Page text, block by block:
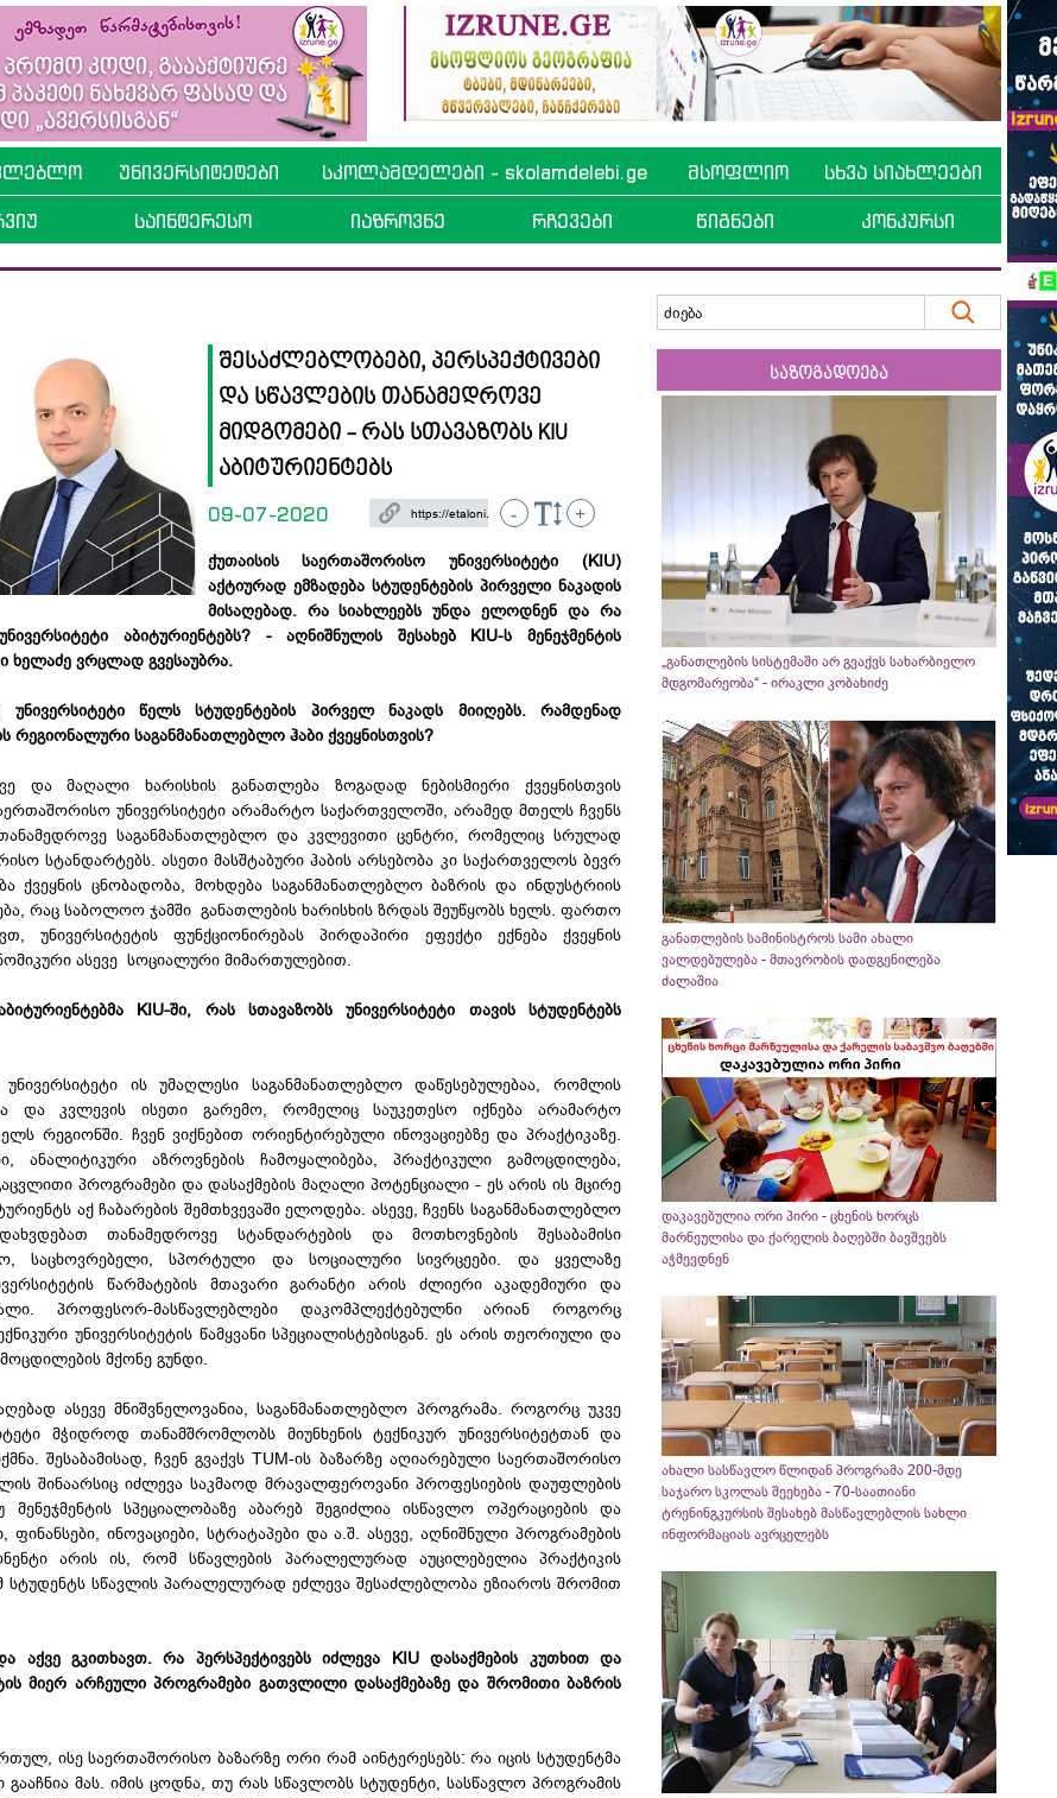
უნივერსიტეტები სკოლამდელები - skolamdelebi.ge მსოფლიო სხვა სიახლეები
საინტერესო იაზროვნე რჩევები წიგნები კონკურსი
შესაძლებლობები, პერსპექტივები
და სწავლების თანამედროვე
მიდგომები - რას სთავაზობს KIU
აბიტურიენტებს
09-07-2020 - +
ქუთაისის საერთაშორისო უნივერსიტეტი (KIU)
აქტიურად ემზადება სტუდენტების პირველი ნაკადის
მისაღებად. რა სიახლეებს უნდა ელოდნენ და რა
აბიტურიენტებს? - აღნიშნულის შესახებ KIU-ს მენეჯმენტის
ხელაძე ვრცლად გვესაუბრა.
წელს სტუდენტების პირველ ნაკადს მიიღებს. რამდენად
რეგიონალური საგანმანათლებლო ჰაბი ქვეყნისთვის?
და მაღალი ხარისხის განათლება ზოგადად ნებისმიერი ქვეყნისთვის
უნივერსიტეტი არამარტო საქართველოში, არამედ მთელს ჩვენს
საგანმანათლებლო და კვლევითი ცენტრი, რომელიც სრულად
სტანდარტებს. ასეთი მასშტაბური ჰაბის არსებობა კი საქართველოს ბევრ
ქვეყნის ცნობადობა, მოხდება საგანმანათლებლო ბაზრის და ინდუსტრიის
რაც საბოლოო ჯამში განათლების ხარისხის ზრდას შეუწყობს ხელს. ფართო
უნივერსიტეტის ფუნქციონირებას პირდაპირი ეფექტი ექნება ქვეყნის
ასევე სოციალური მიმართულებით.
KIU-ში, რას სთავაზობს უნივერსიტეტი თავის სტუდენტებს
ის უმაღლესი საგანმანათლებლო დაწესებულებაა, რომლის
და კვლევის ისეთი გარემო, რომელიც საუკეთესო იქნება არამარტო
რეგიონში. ჩვენ ვიქნებით ორიენტირებული ინოვაციებზე და პრაქტიკაზე.
ანალიტიკური აზროვნების ჩამოყალიბება, პრაქტიკული გამოცდილება,
პროგრამები და დასაქმების მაღალი პოტენციალი - ეს არის ის მცირე
აქ ჩაბარების შემთხვევაში ელოდება. ასევე, ჩვენს საგანმანათლებლო
თანამედროვე სტანდარტების და მოთხოვნების შესაბამისი
საცხოვრებელი, სპორტული და სოციალური სივრცეები. და ყველაზე
წარმატების მთავარი გარანტი არის ძლიერი აკადემიური და
პროფესორ-მასწავლებლები დაკომპლექტებულნი არიან როგორც
უნივერსიტეტის წამყვანი სპეციალისტებისგან. ეს არის თეორიული და
მქონე გუნდი.
ასევე მნიშვნელოვანია, საგანმანათლებლო პროგრამა. როგორც უკვე
მჭიდროდ თანამშრომლობს მიუნხენის ტექნიკურ უნივერსიტეტთან და
შესაბამისად, ჩვენ გვაქვს TUM-ის ბაზარზე აღიარებული საერთაშორისო
შინაარსიც იძლევა საკმაოდ მრავალფეროვანი პროფესიების დაუფლების
სპეციალობაზე აბარებ შეგიძლია ისწავლო ოპერაციების და
ფინანსები, ინოვაციები, სტრატაპები და ა.შ. ასევე, აღნიშნული პროგრამების
არის ის, რომ სწავლების პარალელურად აუცილებელია პრაქტიკის
სტუდენტს სწავლის პარალელურად ეძლევა შესაძლებლობა ეზიაროს შრომით
აქვე გკითხავთ. რა პერსპექტივებს იძლევა KIU დასაქმების კუთხით და
მიერ არჩეული პროგრამები გათვლილი დასაქმებაზე და შრომითი ბაზრის
ისე საერთაშორისო ბაზარზე ორი რამ აინტერესებს: რა იცის სტუდენტმა
მას. იმის ცოდნა, თუ რას სწავლობს სტუდენტი, სასწავლო პროგრამის
საზოგადოება
„განათლების სისტემაში არ გვაქვს სახარბიელო
მდგომარეობა“ - ირაკლი კობახიძე
განათლების სამინისტროს სამი ახალი
ვალდებულება - მთავრობის დადგენილება
ძალაშია
დაკავებულია ორი პირი - ცხენის ხორცს
მარნეულისა და ქარელის ბაღებში ბავშვებს
აჭმევდნენ
ახალი სასწავლო წლიდან პროგრამა 200-მდე
საჯარო სკოლას შეეხება - 70-საათიანი
ტრენინგკურსის შესახებ მასწავლებლის სახლი
ინფორმაციას ავრცელებს